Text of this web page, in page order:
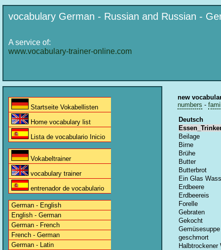
vocabulary German - Russian and Russian -
A service of:
www.vocabulary-trainer-online.com
Startseite Vokabellisten
Home vocabulary list
Lista de vocabulario Inicio
Vokabeltrainer
vocabulary trainer
entrenador de vocabulario
German - English
English - German
German - French
French - German
German - Latin
new
numbers -
Deutsch
Beilage
Birne
Brühe
Butter
Butterbrot
Ein Glas
Erdbeere
Erdbeereis
Forelle
Gebraten
Gekocht
Gemüsesuppe
geschmort
Halbtrockener